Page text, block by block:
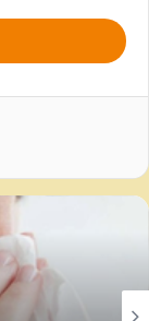
को अंजाम देने और
अस्पताल परिसर
लगभग 200
गाजा के खान